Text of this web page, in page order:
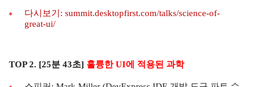
다시보기: summit.desktopfirst.com/talks/science-of-
great-ui/
TOP 2. [25분 43초] 훌륭한 UI에 적용된 과학